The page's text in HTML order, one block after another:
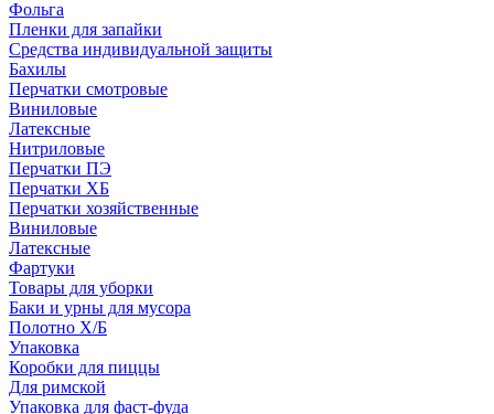
Фольга
Пленки для запайки
Средства индивидуальной защиты
Бахилы
Перчатки смотровые
Виниловые
Латексные
Нитриловые
Перчатки ПЭ
Перчатки ХБ
Перчатки хозяйственные
Виниловые
Латексные
Фартуки
Товары для уборки
Баки и урны для мусора
Полотно Х/Б
Упаковка
Коробки для пиццы
Для римской
Упаковка для фаст-фуда